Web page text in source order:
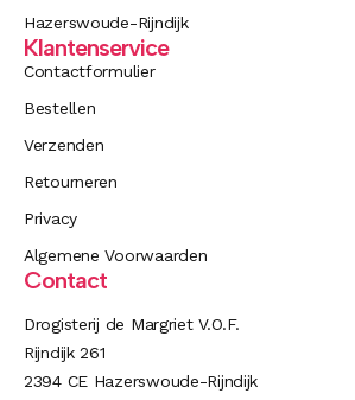
Hazerswoude-Rijndijk
Klantenservice
Contactformulier
Bestellen
Verzenden
Retourneren
Privacy
Algemene Voorwaarden
Contact
Drogisterij de Margriet V.O.F.
Rijndijk 261
2394 CE Hazerswoude-Rijndijk